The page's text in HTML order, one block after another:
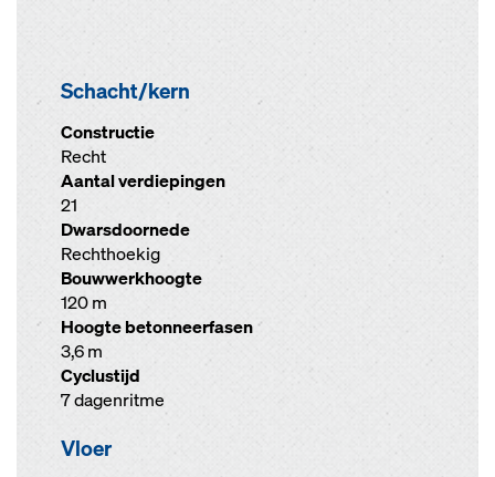
Schacht/kern
Constructie
Recht
Aantal verdiepingen
21
Dwarsdoornede
Rechthoekig
Bouwwerkhoogte
120 m
Hoogte betonneerfasen
3,6 m
Cyclustijd
7 dagenritme
Vloer